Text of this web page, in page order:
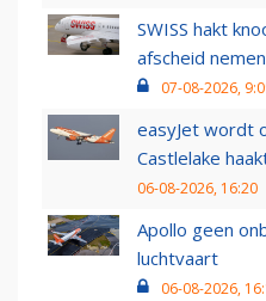
SWISS hakt
afscheid
07-08-2026,
easyJet wordt
Castlelake
06-08-2026, 16:20
Apollo geen
luchtvaart
06-08-2026,